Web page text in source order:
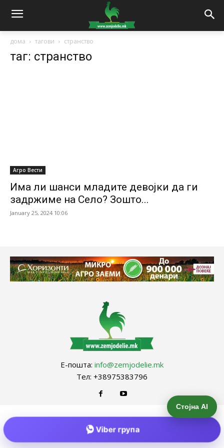
дома тагови странство
таг: странство
Агро Вести
Има ли шанси младите девојки да ги
задржиме на Село? Зошто...
January 25, 2024 10:06
Е-пошта: info@zemjodelie.mk
Тел: +38975383796
Стојна AI
Viber група